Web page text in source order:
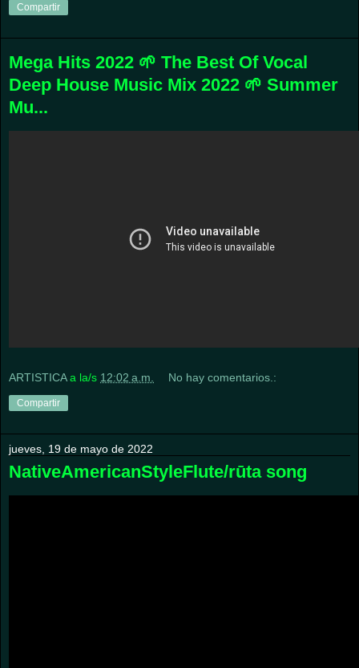
Compartir
Mega Hits 2022 🌱 The Best Of Vocal
Deep House Music Mix 2022 🌱 Summer
Mu...
ARTISTICA a la/s 12:02 a.m. No hay comentarios.:
Compartir
jueves, 19 de mayo de 2022
NativeAmericanStyleFlute/rūta song